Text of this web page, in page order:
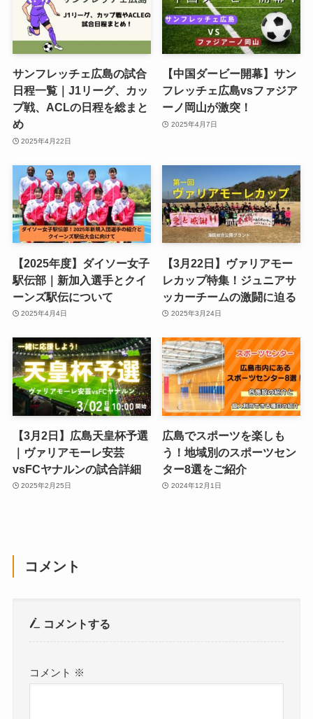
サンフレッチェ広島の試合
日程一覧｜J1リーグ、カッ
プ戦、ACLの日程を総まと
め
2025年4月22日
【中国ダービー開幕】サン
フレッチェ広島vsファジア
ーノ岡山が激突！
2025年4月7日
【2025年度】ダイソー女子
駅伝部｜新加入選手とクイ
ーンズ駅伝について
2025年4月4日
【3月22日】ヴァリアモー
レカップ特集！ジュニアサ
ッカーチームの激闘に迫る
2025年3月24日
【3月2日】広島天皇杯予選
｜ヴァリアモーレ安芸
vsFCヤナルンの試合詳細
2025年2月25日
広島でスポーツを楽しも
う！地域別のスポーツセン
ター8選をご紹介
2024年12月1日
コメント
コメントする
コメント ※